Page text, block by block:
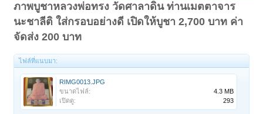
ภาพบูชาหลวงพ่อทรง วัดศาลาดิน ท่านเมตตาจาร
นะชาลีติ ใส่กรอบอย่างดี เปิดให้บูชา 2,700 บาท ค่า
จัดส่ง 200 บาท
ไฟล์ที่แนบมา:
RIMG0013.JPG
ขนาดไฟล์:
4.3 MB
เปิดดู:
293